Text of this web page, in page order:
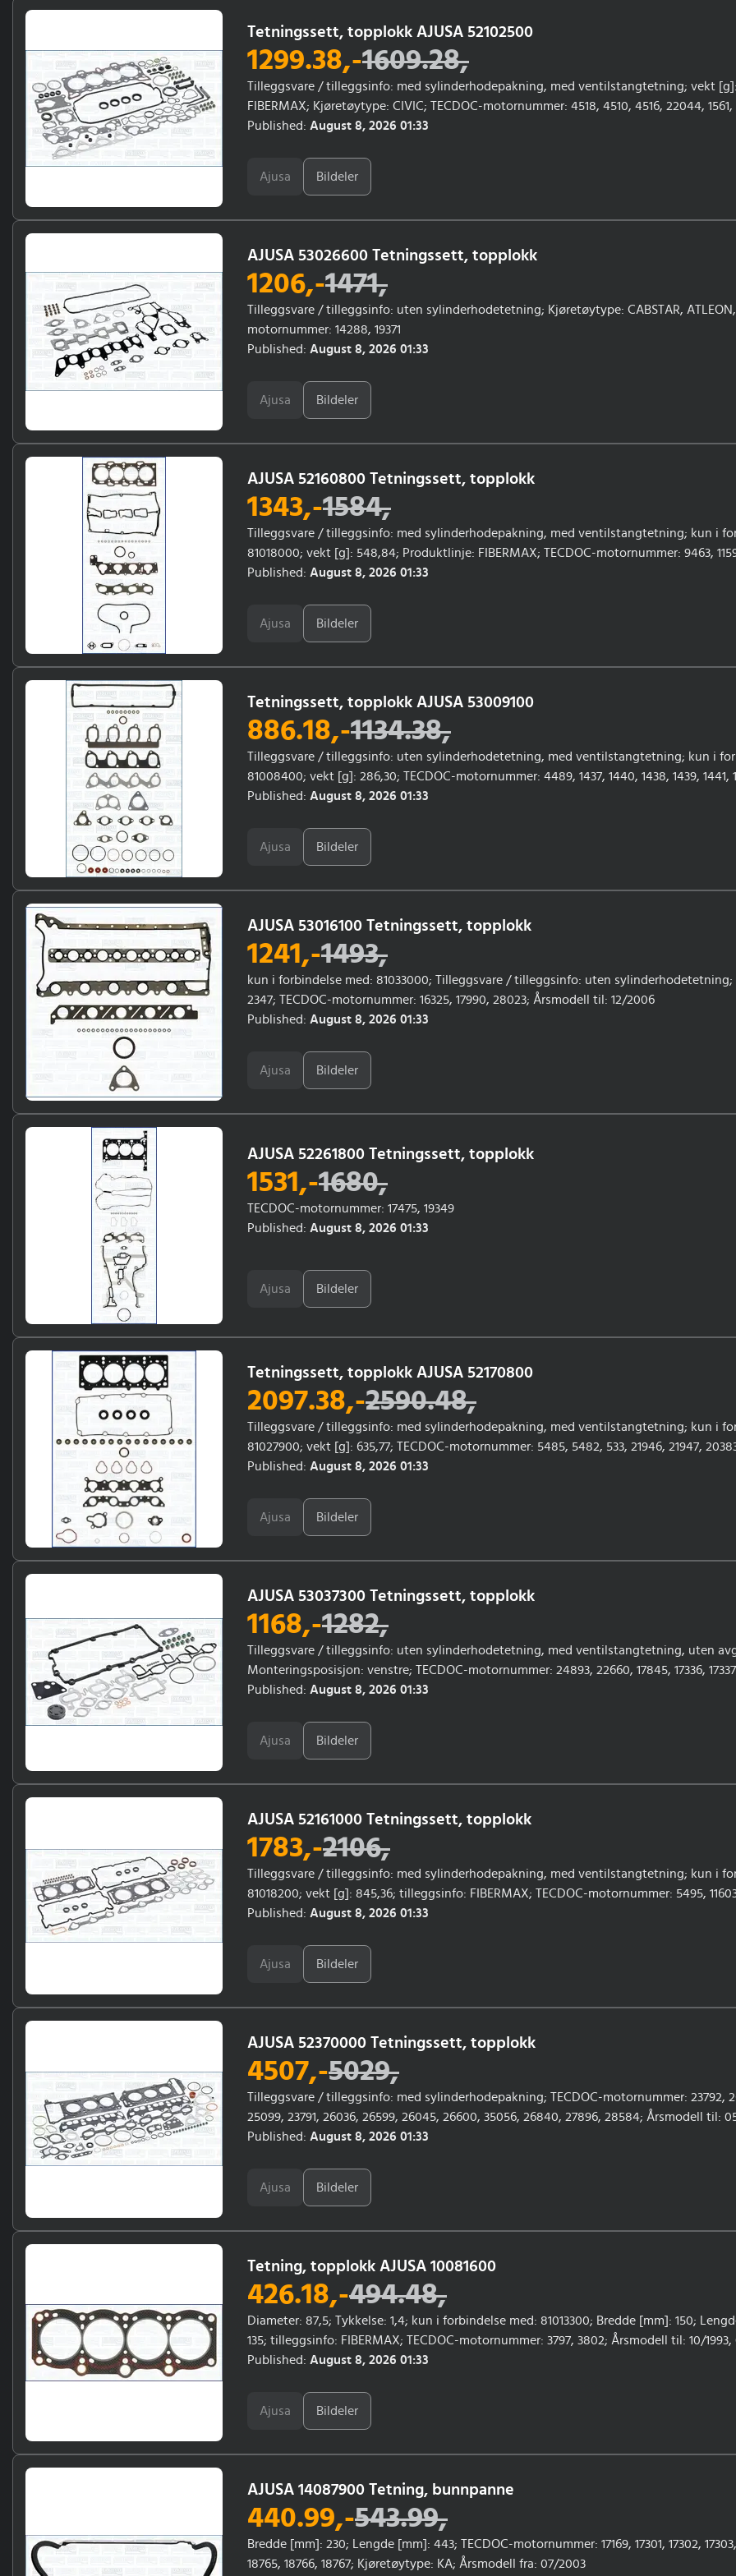
Tetningssett, topplokk AJUSA 52102500
1299.38,-1609.28,
Tilleggsvare / tilleggsinfo: med sylinderhodepakning, med ventilstangtetning; vekt
FIBERMAX; Kjøretøytype: CIVIC; TECDOC-motornummer: 4518, 4510, 4516, 22044, 1561,
18331, 23848, 18859; Årsmodell til: 12/1990, 12/1991, 09/1992, 03/1995; Årsmodell fra: 01/
Published: August 8, 2026 01:33
Ajusa Bildeler
AJUSA 53026600 Tetningssett, topplokk
1206,-1471,
Tilleggsvare / tilleggsinfo: uten sylinderhodetetning; Kjøretøytype: CABSTAR, ATLEON,
motornummer: 14288, 19371
Published: August 8, 2026 01:33
Ajusa Bildeler
AJUSA 52160800 Tetningssett, topplokk
1343,-1584,
Tilleggsvare / tilleggsinfo: med sylinderhodepakning, med ventilstangtetning; kun i
81018000; vekt [g]: 548,84; Produktlinje: FIBERMAX; TECDOC-motornummer: 9463,
10/2000
Published: August 8, 2026 01:33
Ajusa Bildeler
Tetningssett, topplokk AJUSA 53009100
886.18,-1134.38,
Tilleggsvare / tilleggsinfo: uten sylinderhodetetning, med ventilstangtetning; kun i
81008400; vekt [g]: 286,30; TECDOC-motornummer: 4489, 1437, 1440, 1438, 1439, 1441,
16143, 5104, 10068, 10067, 4486; Årsmodell fra: 03/1994; Årsmodell til: 06/1998
Published: August 8, 2026 01:33
Ajusa Bildeler
AJUSA 53016100 Tetningssett, topplokk
1241,-1493,
kun i forbindelse med: 81033000; Tilleggsvare / tilleggsinfo: uten
2347; TECDOC-motornummer: 16325, 17990, 28023; Årsmodell til: 12/2006
Published: August 8, 2026 01:33
Ajusa Bildeler
AJUSA 52261800 Tetningssett, topplokk
1531,-1680,
TECDOC-motornummer: 17475, 19349
Published: August 8, 2026 01:33
Ajusa Bildeler
Tetningssett, topplokk AJUSA 52170800
2097.38,-2590.48,
Tilleggsvare / tilleggsinfo: med sylinderhodepakning, med ventilstangtetning; kun i
81027900; vekt [g]: 635,77; TECDOC-motornummer: 5485, 5482, 533, 21946, 21947,
Årsmodell fra: 01/1996; Årsmodell til: 10/2002, 04/1999, 05/1999
Published: August 8, 2026 01:33
Ajusa Bildeler
AJUSA 53037300 Tetningssett, topplokk
1168,-1282,
Tilleggsvare / tilleggsinfo: uten sylinderhodetetning, med ventilstangtetning, uten
Monteringsposisjon: venstre; TECDOC-motornummer: 24893, 22660, 17845, 17336,
18926, 18030, 22658, 18031, 22637, 18996, 23099, 19881, 21315, 20006, 21065, 20007,
09/2007, 11/2007, 05/2008, 12/2009; Årsmodell fra: 03/2005, 10/2008, 11/2007, 06/2009
Published: August 8, 2026 01:33
Ajusa Bildeler
AJUSA 52161000 Tetningssett, topplokk
1783,-2106,
Tilleggsvare / tilleggsinfo: med sylinderhodepakning, med ventilstangtetning; kun i
81018200; vekt [g]: 845,36; tilleggsinfo: FIBERMAX; TECDOC-motornummer: 5495,
16733, 16380, 18311, 22139, 18077; Årsmodell til: 10/2000
Published: August 8, 2026 01:33
Ajusa Bildeler
AJUSA 52370000 Tetningssett, topplokk
4507,-5029,
Tilleggsvare / tilleggsinfo: med sylinderhodepakning; TECDOC-motornummer: 23792,
25099, 23791, 26036, 26599, 26045, 26600, 35056, 26840, 27896, 28584; Årsmodell til:
Kjøretøytype: CLS 350 CDI, ML 350, GL 350
Published: August 8, 2026 01:33
Ajusa Bildeler
Tetning, topplokk AJUSA 10081600
426.18,-494.48,
Diameter: 87,5; Tykkelse: 1,4; kun i forbindelse med: 81013300; Bredde [mm]: 150;
135; tilleggsinfo: FIBERMAX; TECDOC-motornummer: 3797, 3802; Årsmodell til: 10/1993,
06/1995, 01/1994; Årsmodell fra: 01/1990
Published: August 8, 2026 01:33
Ajusa Bildeler
AJUSA 14087900 Tetning, bunnpanne
440.99,-543.99,
Bredde [mm]: 230; Lengde [mm]: 443; TECDOC-motornummer: 17169, 17301, 17302,
18765, 18766, 18767; Kjøretøytype: KA; Årsmodell fra: 07/2003